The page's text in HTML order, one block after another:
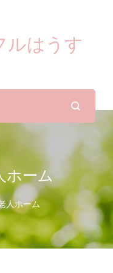
ルはうす
ホーム
人ホーム